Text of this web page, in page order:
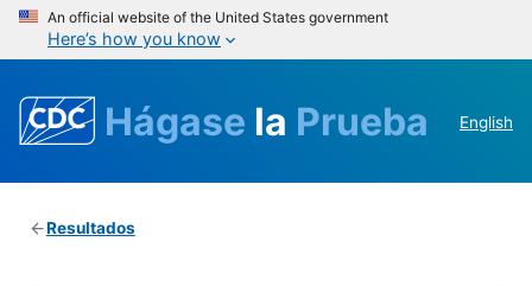
An official website of the United States government
Here’s how you know
Hágase la Prueba English
Resultados